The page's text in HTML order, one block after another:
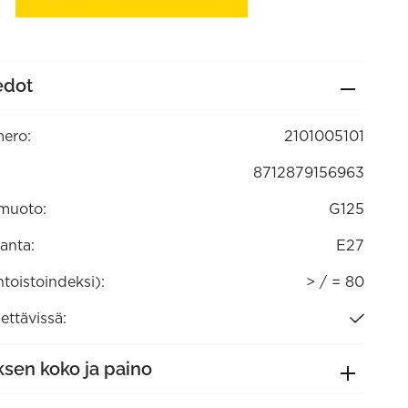
2101005101
8712879156963
G125
E27
> / = 80
koko ja paino